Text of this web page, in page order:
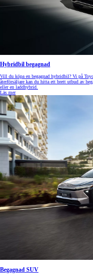
Hybridbil begagnad
Vill du köpa en begagnad hybridbil? Vi på
återförsäljare kan du hitta ett brett utbud av
eller en laddhybrid.
Läs mer
Begagnad SUV